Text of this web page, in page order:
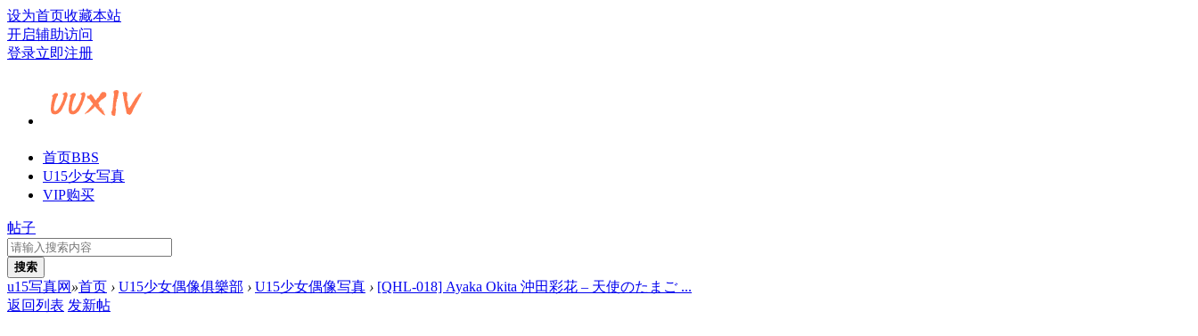
设为首页收藏本站
开启辅助访问
登录立即注册
首页BBS
U15少女写真
VIP购买
帖子
搜索
u15写真网 »首页 › U15少女偶像俱樂部 › U15少女偶像写真 › [QHL-018] Ayaka Okita 沖田彩花 – 天使のたまご ...
返回列表 发新帖